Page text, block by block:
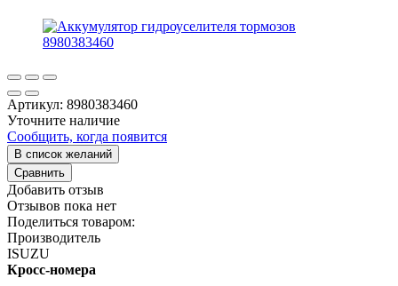
Артикул: 8980383460
Уточните наличие
Сообщить, когда появится
В список желаний
Сравнить
Добавить отзыв
Отзывов пока нет
Поделиться товаром:
Производитель
ISUZU
Кросс-номера